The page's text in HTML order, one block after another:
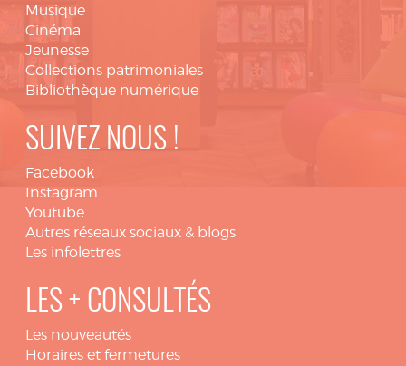
Musique
Cinéma
Jeunesse
Collections patrimoniales
Bibliothèque numérique
SUIVEZ NOUS !
Facebook
Instagram
Youtube
Autres réseaux sociaux & blogs
Les infolettres
LES + CONSULTÉS
Les nouveautés
Horaires et fermetures